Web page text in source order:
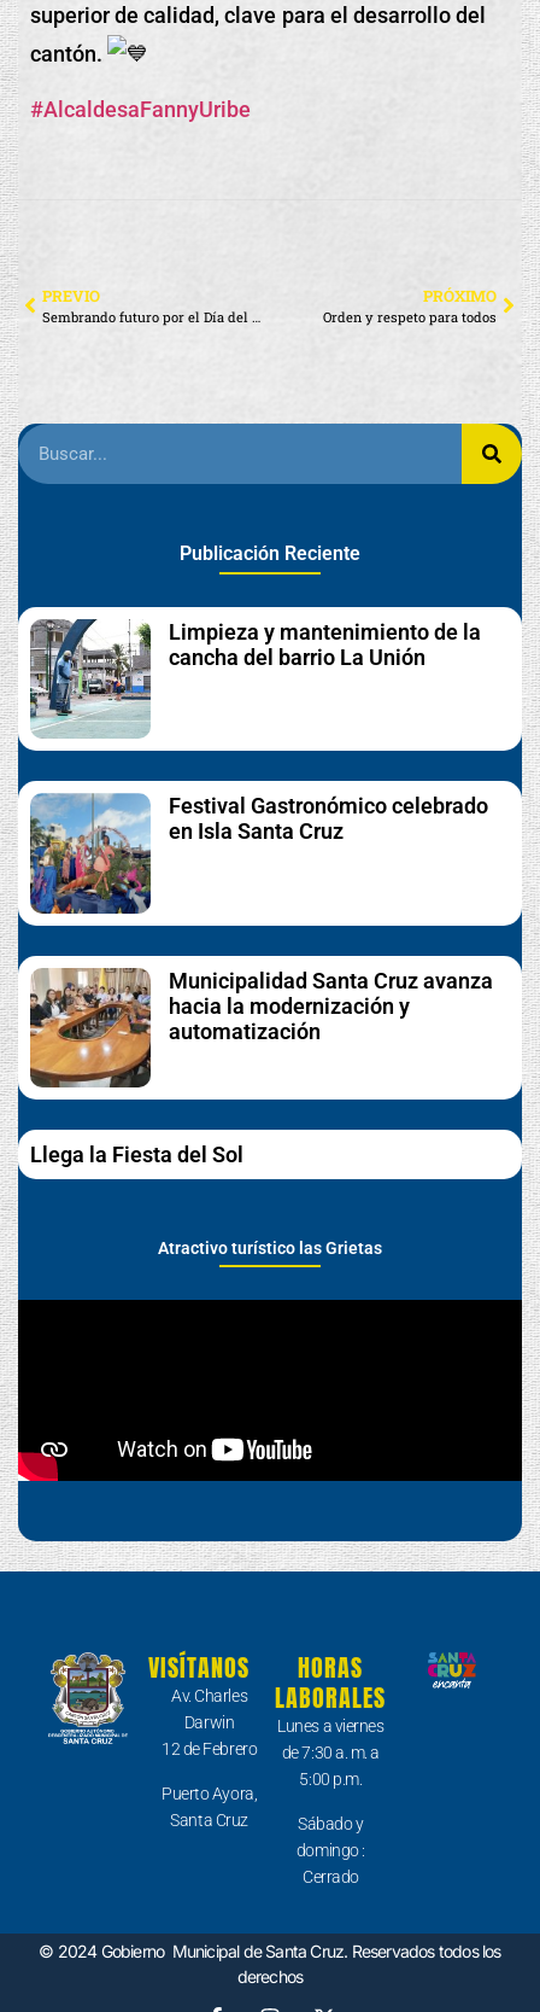
superior de calidad, clave para el desarrollo del
cantón.
#AlcaldesaFannyUribe
PREVIO
Sembrando futuro por el Día del Medio Ambiente
PRÓXIMO
Orden y respeto para todos
Publicación Reciente
Limpieza y mantenimiento de la
cancha del barrio La Unión
Festival Gastronómico celebrado
en Isla Santa Cruz
Municipalidad Santa Cruz avanza
hacia la modernización y
automatización
Llega la Fiesta del Sol
Atractivo turístico las Grietas
VISÍTANOS
Av. Charles
Darwin
12 de Febrero
Puerto Ayora,
Santa Cruz
HORAS
LABORALES
Lunes a viernes
de 7:30 a. m. a
5:00 p.m.
Sábado y
domingo :
Cerrado
© 2024 Gobierno Municipal de Santa Cruz. Reservados todos los
derechos